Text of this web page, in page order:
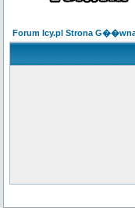
Forum Icy.pl Strona